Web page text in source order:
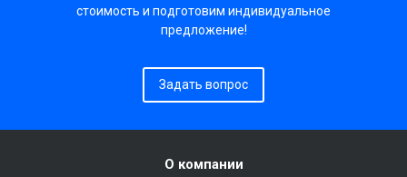
стоимость и подготовим индивидуальное
предложение!
Задать вопрос
О компании